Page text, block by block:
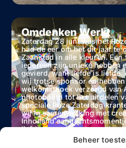
Beheer
Omdenken Werkt
Zaterdag 28 juni was het
had de eer om het dit jaar te
Zaanstad in alle kleuren.
iedereen zijn unieke hebben
gevierd, want liefde is liefde.
wij trotse sponsor en
welkomsthoek verzorgd van
photobooth tot het uitdelen
speciale Roze Zaterdag
wij in samenwerking met
Inholland
liefde voor elkaar te